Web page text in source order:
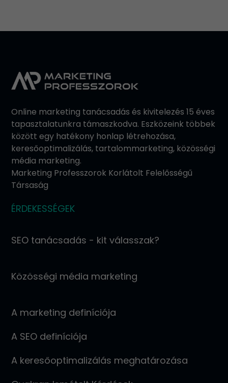
Online marketing tanácsadás és kivitelezés 15 éves
tapasztalatunkra támaszkodva. Eszközeink többek
között egy hatékony honlap létrehozása,
keresőoptimalizálás, tartalommarketing, közösségi
média marketing.
Marketing Professzorok Korlátolt Felelősségű
Társaság
ÉRDEKESSÉGEK
SEO tanácsadás - kit válasszak?
Közösségi média marketing
A marketing definíciója
A SEO definíciója
A keresőoptimalizálás meghatározása